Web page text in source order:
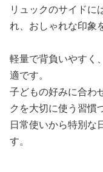
リュックのサイドに
れ、おしゃれな印象
軽量で背負いやすく
適です。
子どもの好みに合わ
クを大切に使う習慣
日常使いから特別な
す。